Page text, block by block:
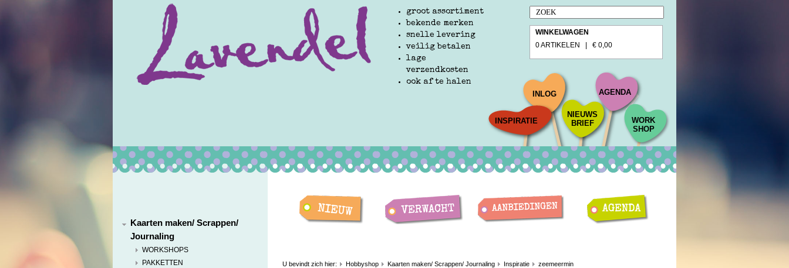
groot assortiment
bekende merken
snelle levering
veilig betalen
lage
verzendkosten
ook af te halen
WINKELWAGEN
0 ARTIKELEN | € 0,00
INSPIRATIE
INLOG
NIEUWS
BRIEF
AGENDA
WORK
SHOP
Kaarten maken/ Scrappen/
Journaling
WORKSHOPS
PAKKETTEN
U bevindt zich hier: Hobbyshop Kaarten maken/ Scrappen/ Journaling Inspiratie zeemeermin